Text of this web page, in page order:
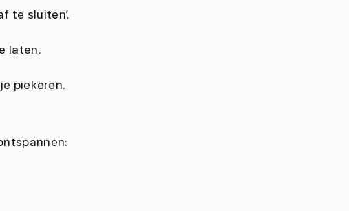
te sluiten’.
laten.
piekeren.